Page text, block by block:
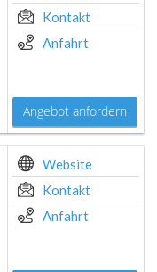
Kontakt
Anfahrt
Angebot anfordern
Website
Kontakt
Anfahrt